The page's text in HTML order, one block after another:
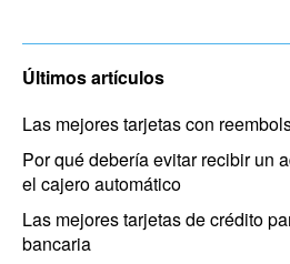
Últimos artículos
Las mejores tarjetas con
Por qué debería evitar recibir un
el cajero automático
Las mejores tarjetas de crédito
bancaria